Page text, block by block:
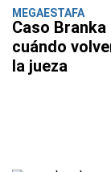
MEGAESTAFA
Caso
cuándo
la jueza